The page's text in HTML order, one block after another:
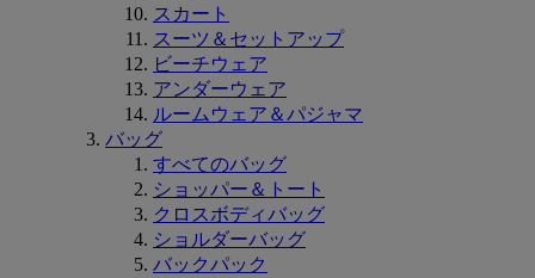
スカート
スーツ＆セットアップ
ビーチウェア
アンダーウェア
ルームウェア＆パジャマ
バッグ
すべてのバッグ
ショッパー＆トート
クロスボディバッグ
ショルダーバッグ
バックパック